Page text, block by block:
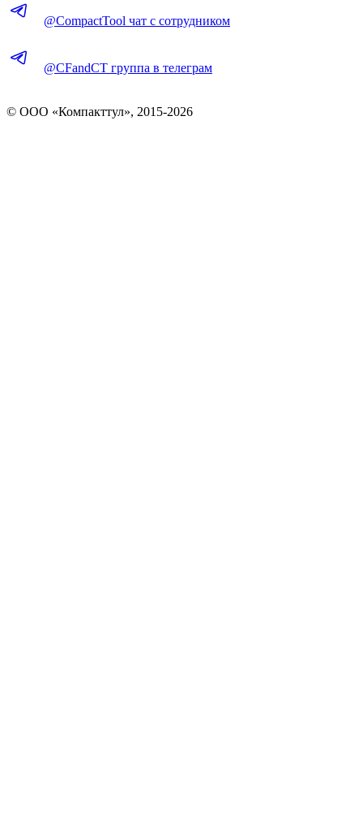
@CompactTool чат с сотрудником
@CFandCT группа в телеграм
© OOO «Компакттул», 2015-2026